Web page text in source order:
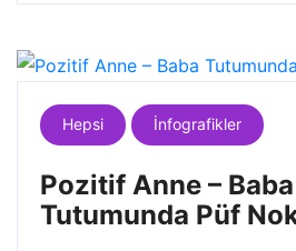
Hepsi İnfografikler
Pozitif Anne – Baba
Tutumunda Püf